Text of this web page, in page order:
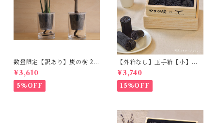
数量限定【訳あり】炭の樹 2個
セット｜品種おまかせ
¥3,610
5%OFF
【外箱なし】玉手箱【小】ー
この商品は黒色の外箱が付き
ませんー
¥3,740
15%OFF